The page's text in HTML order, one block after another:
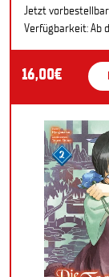
Jetzt
Verfügbarkeit: Ab
16,00€